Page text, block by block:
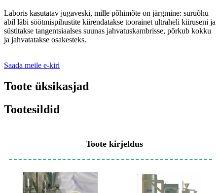
Laboris kasutatav jugaveski, mille põhimõte on järgmine: suruõhu
abil läbi söötmispihustite kiirendatakse toorainet ultraheli kiiruseni ja
süstitakse tangentsiaalses suunas jahvatuskambrisse, põrkub kokku
ja jahvatatakse osakesteks.
Saada meile e-kiri
Toote üksikasjad
Tootesildid
Toote kirjeldus